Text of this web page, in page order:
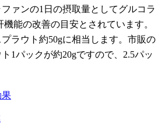
ァンの1日の摂取量としてグルコラ
機能の改善の目安とされています。
ラウト約50gに相当します。市販の
1パックが約20gですので、2.5パッ
果